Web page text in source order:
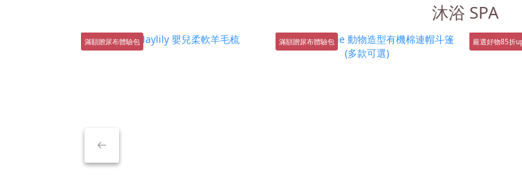
沐浴 SPA
滿額贈尿布體驗包 滿額贈尿布體驗包 嚴選好物85折